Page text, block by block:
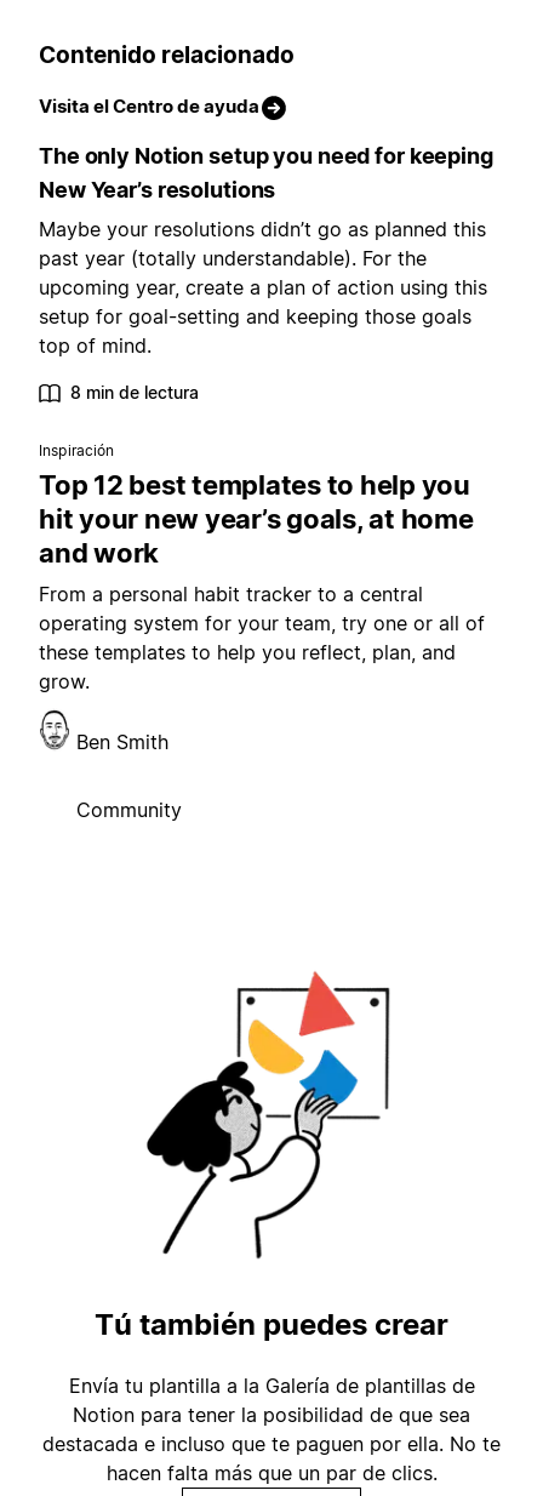
Contenido relacionado
Visita el Centro de ayuda
The only Notion setup you need for keeping
New Year’s resolutions
Maybe your resolutions didn’t go as planned this
past year (totally understandable). For the
upcoming year, create a plan of action using this
setup for goal-setting and keeping those goals
top of mind.
8 min de lectura
Inspiración
Top 12 best templates to help you
hit your new year’s goals, at home
and work
From a personal habit tracker to a central
operating system for your team, try one or all of
these templates to help you reflect, plan, and
grow.
Ben Smith
Community
Tú también puedes crear
Envía tu plantilla a la Galería de plantillas de
Notion para tener la posibilidad de que sea
destacada e incluso que te paguen por ella. No te
hacen falta más que un par de clics.